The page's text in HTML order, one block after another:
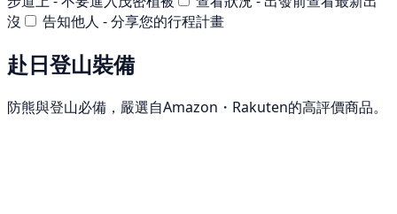
沒
告知他人 - 分享您的行程計畫
赴日登山裝備
防熊與登山必備，嚴選自Amazon・Rakuten的高評價商品。